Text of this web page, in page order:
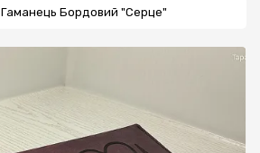
Гаманець Бордовий "серце"